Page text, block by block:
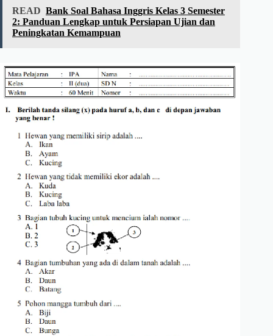
READ Bank Soal Bahasa Inggris Kelas 3 Semester
2: Panduan Lengkap untuk Persiapan Ujian dan
Peningkatan Kemampuan